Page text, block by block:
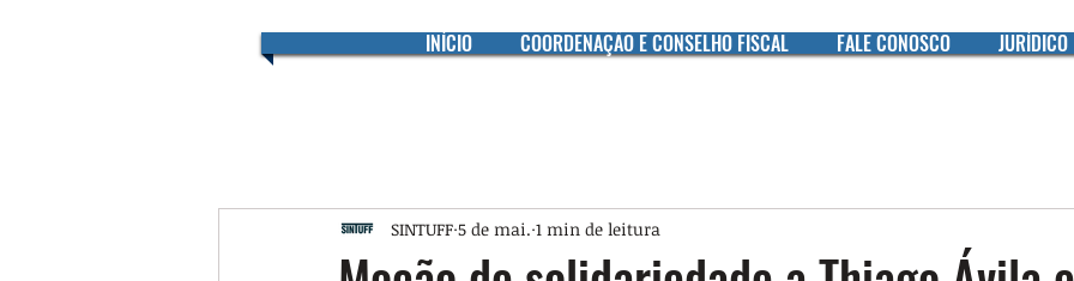
INÍCIO COORDENAÇÃO E CONSELHO FISCAL FALE CONOSCO JURÍDICO
SINTUFF 5 de mai. 1 min de leitura